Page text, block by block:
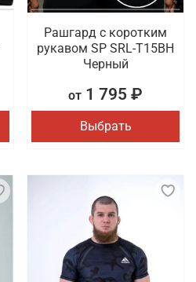
Рашгард с коротким
рукавом SP SRL-T15BH
Черный
от 1 795 ₽
Выбрать